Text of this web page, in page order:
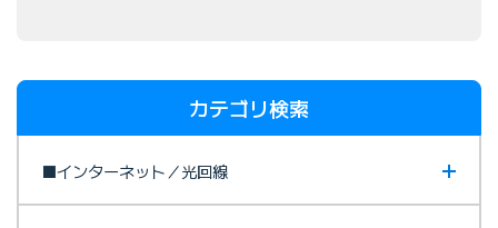
カテゴリ検索
■インターネット／光回線